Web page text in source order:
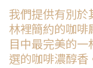
我們提供有別
林裡簡約的咖
目中最完美的
選的咖啡濃醇香